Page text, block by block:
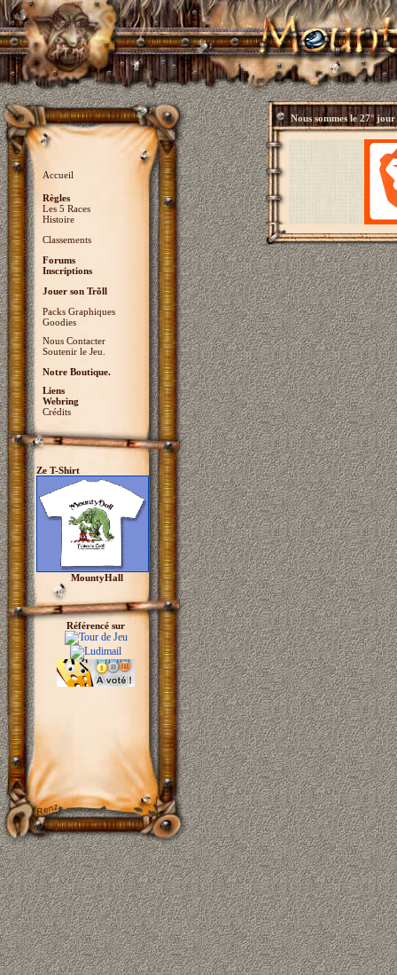
Accueil
Règles
Les 5 Races
Histoire
Classements
Forums
Inscriptions
Jouer son Trõll
Packs Graphiques
Goodies
Nous Contacter
Soutenir le Jeu.
Notre Boutique.
Liens
Webring
Crédits
Ze T-Shirt
MountyHall
Référencé sur
Nous sommes le27° jour